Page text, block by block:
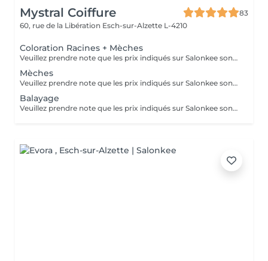
Mystral Coiffure
83
60, rue de la Libération Esch-sur-Alzette L-4210
Coloration Racines + Mèches
Veuillez prendre note que les prix indiqués sur Salonkee sont communiqués à titre informatif et s'entendent de base. Ces derniers sont susceptibles de varier selon le diagnostic réalisé à votre arrivée au salon et l'expertise du professionnel à qui vous confiez votre beauté. Dans tous les cas, un devis précis vous sera proposé et toutes réalisations de prestations seront effectuées avec votre accord. Un grand merci d'avance pour votre compréhension. Au plaisir de vous recevoir très vite.
Mèches
Veuillez prendre note que les prix indiqués sur Salonkee sont communiqués à titre informatif et s'entendent de base. Ces derniers sont susceptibles de varier selon le diagnostic réalisé à votre arrivée au salon et l'expertise du professionnel à qui vous confiez votre beauté. Dans tous les cas, un devis précis vous sera proposé et toutes réalisations de prestations seront effectuées avec votre accord. Un grand merci d'avance pour votre compréhension. Au plaisir de vous recevoir très vite.
Balayage
Veuillez prendre note que les prix indiqués sur Salonkee sont communiqués à titre informatif et s'entendent de base. Ces derniers sont susceptibles de varier selon le diagnostic réalisé à votre arrivée au salon et l'expertise du professionnel à qui vous confiez votre beauté. Dans tous les cas, un devis précis vous sera proposé et toutes réalisations de prestations seront effectuées avec votre accord. Un grand merci d'avance pour votre compréhension. Au plaisir de vous recevoir très vite.